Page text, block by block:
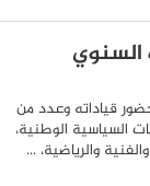
قياداته وعدد من
السياسية الوطنية،
والرياضية، ...